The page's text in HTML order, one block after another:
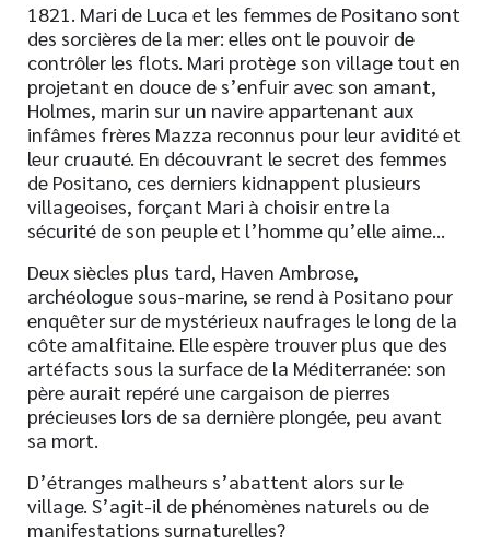
1821. Mari de Luca et les femmes de Positano sont
des sorcières de la mer: elles ont le pouvoir de
contrôler les flots. Mari protège son village tout en
projetant en douce de s’enfuir avec son amant,
Holmes, marin sur un navire appartenant aux
infâmes frères Mazza reconnus pour leur avidité et
leur cruauté. En découvrant le secret des femmes
de Positano, ces derniers kidnappent plusieurs
villageoises, forçant Mari à choisir entre la
sécurité de son peuple et l’homme qu’elle aime…
Deux siècles plus tard, Haven Ambrose,
archéologue sous-marine, se rend à Positano pour
enquêter sur de mystérieux naufrages le long de la
côte amalfitaine. Elle espère trouver plus que des
artéfacts sous la surface de la Méditerranée: son
père aurait repéré une cargaison de pierres
précieuses lors de sa dernière plongée, peu avant
sa mort.
D’étranges malheurs s’abattent alors sur le
village. S’agit-il de phénomènes naturels ou de
manifestations surnaturelles?